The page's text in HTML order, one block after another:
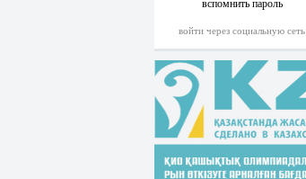
вспомнить пароль
войти через социальную сеть